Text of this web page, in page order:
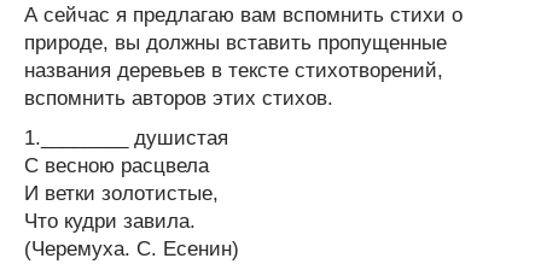
А сейчас я предлагаю вам вспомнить стихи о
природе, вы должны вставить пропущенные
названия деревьев в тексте стихотворений,
вспомнить авторов этих стихов.
1.________ душистая
С весною расцвела
И ветки золотистые,
Что кудри завила.
(Черемуха. С. Есенин)